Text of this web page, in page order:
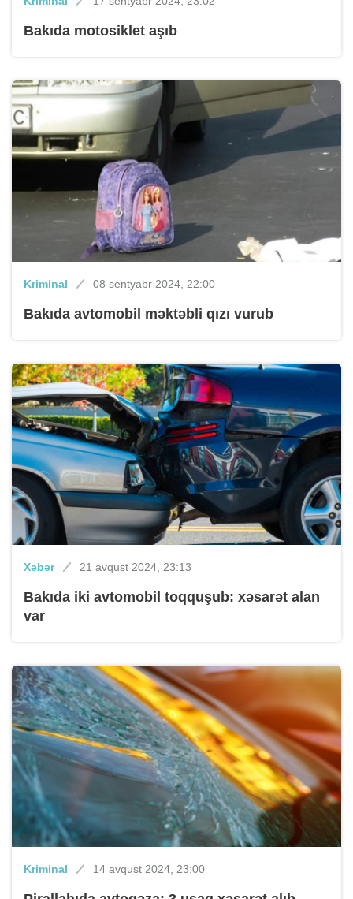
Bakıda motosiklet aşıb
Kriminal 08 sentyabr 2024, 22:00
Bakıda avtomobil məktəbli qızı vurub
Xəbər 21 avqust 2024, 23:13
Bakıda iki avtomobil toqquşub: xəsarət alan
var
Kriminal 14 avqust 2024, 23:00